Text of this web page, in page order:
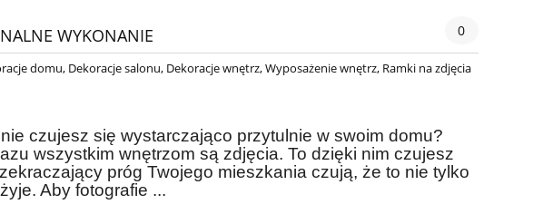
WYKONANIE 0
domu, Dekoracje salonu, Dekoracje wnętrz,Wyposażenie wnętrz, Ramki na zdjęcia
czujesz się wystarczająco przytulnie w swoim domu?
wszystkim wnętrzom są zdjęcia. To dzięki nim czujesz
próg Twojego mieszkania czują, że to nie tylko
Aby fotografie ...